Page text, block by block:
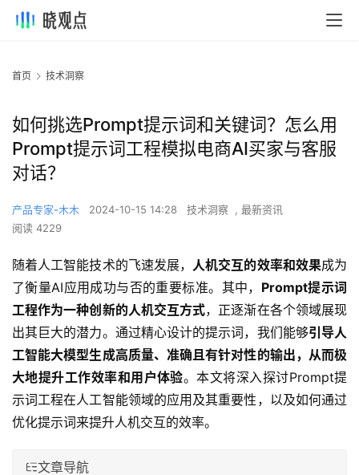
首页 技术洞察
如何挑选Prompt提示词和关键词？怎么用
Prompt提示词工程模拟电商AI买家与客服
对话？
产品专家-木木 2024-10-15 14:28 技术洞察 , 最新资讯
阅读 4229
随着人工智能技术的飞速发展， 人机交互的效率和效果成为
了衡量AI应用成功与否的重要标准。其中， Prompt提示词
工程作为一种创新的人机交互方式，正逐渐在各个领域展现
出其巨大的潜力。通过精心设计的提示词，我们能够引导人
工智能大模型生成高质量、准确且有针对性的输出，从而极
大地提升工作效率和用户体验。本文将深入探讨Prompt提
示词工程在人工智能领域的应用及其重要性，以及如何通过
优化提示词来提升人机交互的效率。
文章导航